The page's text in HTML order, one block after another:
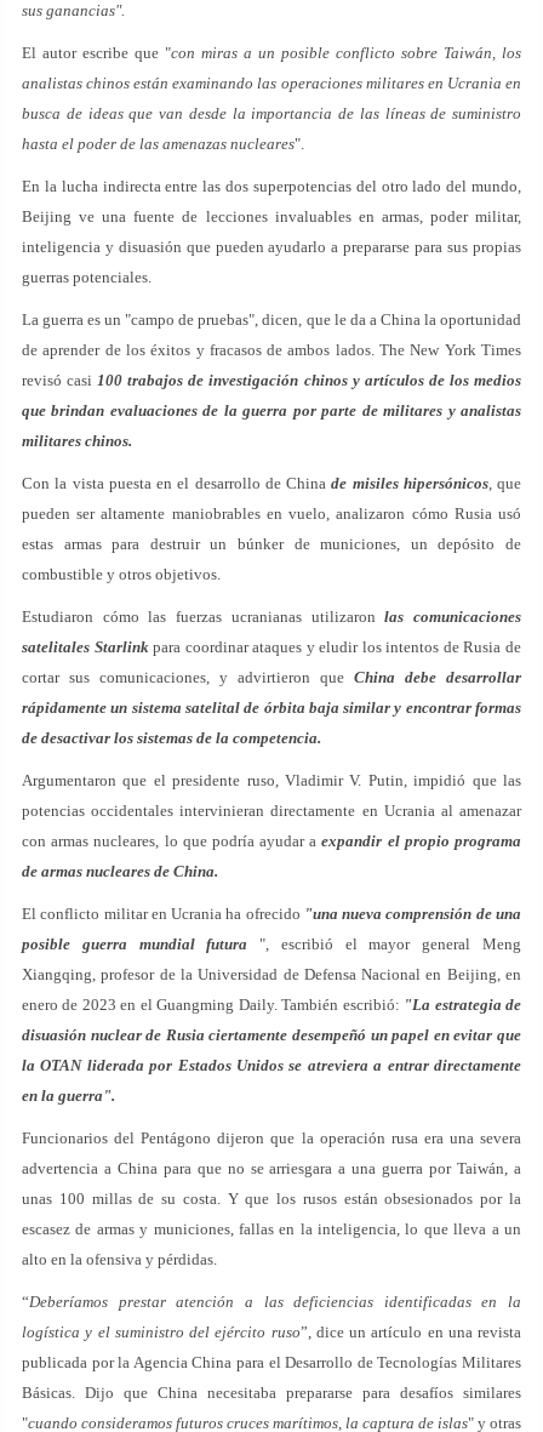
sus ganancias".
El autor escribe que "con miras a un posible conflicto sobre Taiwán, los
analistas chinos están examinando las operaciones militares en Ucrania en
busca de ideas que van desde la importancia de las líneas de suministro
hasta el poder de las amenazas nucleares".
En la lucha indirecta entre las dos superpotencias del otro lado del mundo,
Beijing ve una fuente de lecciones invaluables en armas, poder militar,
inteligencia y disuasión que pueden ayudarlo a prepararse para sus propias
guerras potenciales.
La guerra es un "campo de pruebas", dicen, que le da a China la oportunidad
de aprender de los éxitos y fracasos de ambos lados. The New York Times
revisó casi100 trabajos de investigación chinos y artículos de los medios
que brindan evaluaciones de la guerra por parte de militares y analistas
militares chinos.
Con la vista puesta en el desarrollo de Chinade misiles hipersónicos, que
pueden ser altamente maniobrables en vuelo, analizaron cómo Rusia usó
estas armas para destruir un búnker de municiones, un depósito de
combustible y otros objetivos.
Estudiaron cómo las fuerzas ucranianas utilizaronlas comunicaciones
satelitales Starlinkpara coordinar ataques y eludir los intentos de Rusia de
cortar sus comunicaciones, y advirtieron que China debe desarrollar
rápidamente un sistema satelital de órbita baja similar y encontrar formas
de desactivar los sistemas de la competencia.
Argumentaron que el presidente ruso, Vladimir V. Putin, impidió que las
potencias occidentales intervinieran directamente en Ucrania al amenazar
con armas nucleares, lo que podría ayudar aexpandir el propio programa
de armas nucleares de China.
El conflicto militar en Ucrania ha ofrecido "una nueva comprensión de una
posible guerra mundial futura ", escribió el mayor general Meng
Xiangqing, profesor de la Universidad de Defensa Nacional en Beijing, en
enero de 2023 en el Guangming Daily. También escribió: "La estrategia de
disuasión nuclear de Rusia ciertamente desempeñó un papel en evitar que
la OTAN liderada por Estados Unidos se atreviera a entrar directamente
en la guerra".
Funcionarios del Pentágono dijeron que la operación rusa era una severa
advertencia a China para que no se arriesgara a una guerra por Taiwán, a
unas 100 millas de su costa. Y que los rusos están obsesionados por la
escasez de armas y municiones, fallas en la inteligencia, lo que lleva a un
alto en la ofensiva y pérdidas.
“Deberíamos prestar atención a las deficiencias identificadas en la
logística y el suministro del ejército ruso”, dice un artículo en una revista
publicada por la Agencia China para el Desarrollo de Tecnologías Militares
Básicas. Dijo que China necesitaba prepararse para desafíos similares
"cuando consideramos futuros cruces marítimos, la captura de islas" y otras